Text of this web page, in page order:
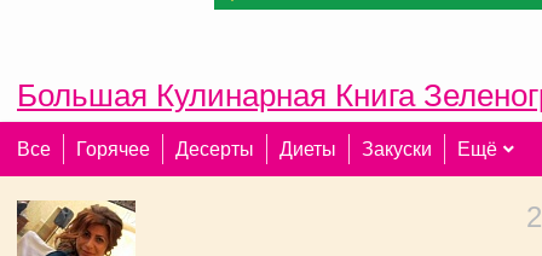
Большая Кулинарная Книга
Все Горячее Десерты Диеты Закуски Ещё